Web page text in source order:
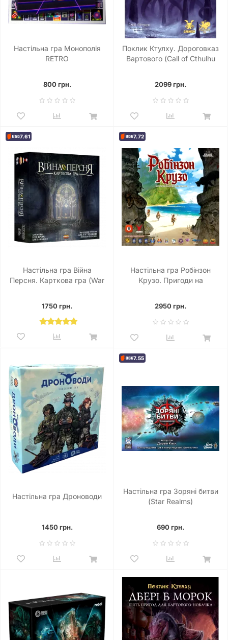
Настільна гра Монополія
RETRO
800 грн.
Поклик Ктулху. Дороговказ
Вартового (Call of Cthulhu
2099 грн.
7.61
Настільна гра Війна
Персня. Карткова гра (War
1750 грн.
7.72
Настільна гра Робінзон
Крузо. Пригоди на
Adventures on the Cursed
Island)
2950 грн.
Настільна гра Дроноводи
1450 грн.
7.55
Настільна гра Зоряні битви
(Star Realms)
690 грн.